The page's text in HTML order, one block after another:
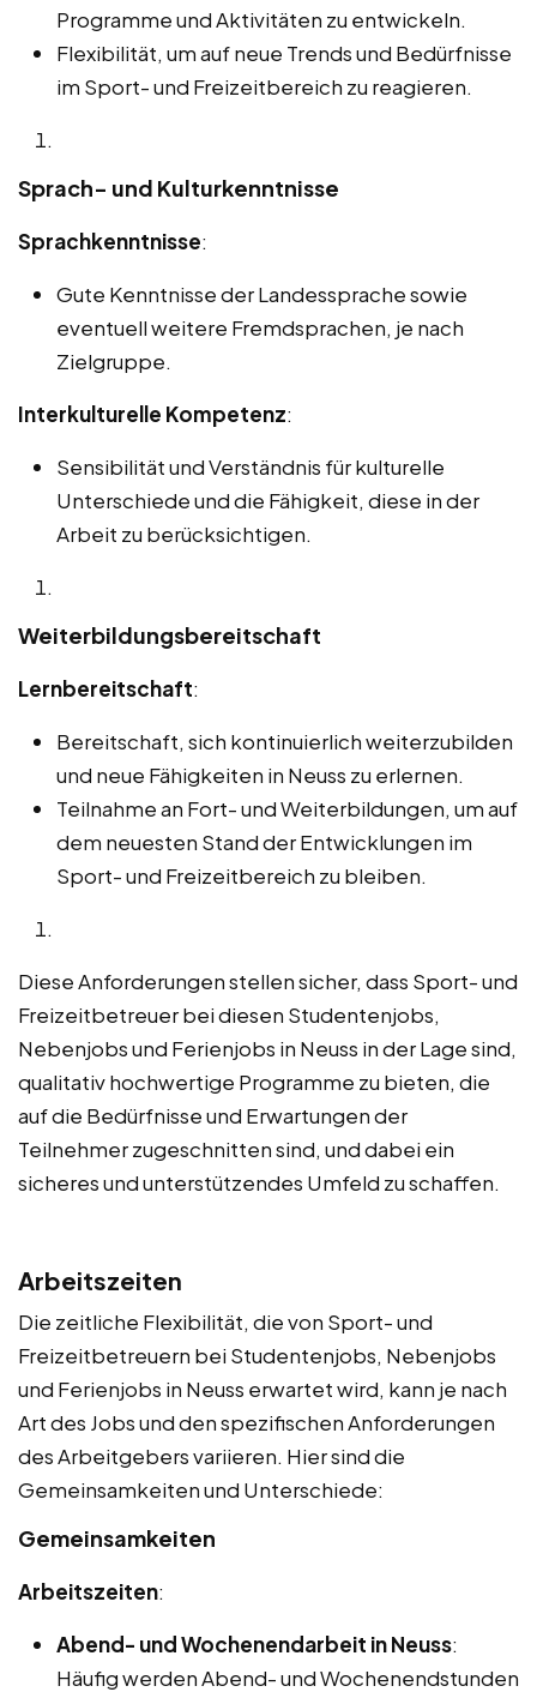
Programme und Aktivitäten zu entwickeln.
Flexibilität, um auf neue Trends und Bedürfnisse
im Sport- und Freizeitbereich zu reagieren.
Sprach- und Kulturkenntnisse
Sprachkenntnisse:
Gute Kenntnisse der Landessprache sowie
eventuell weitere Fremdsprachen, je nach
Zielgruppe.
Interkulturelle Kompetenz:
Sensibilität und Verständnis für kulturelle
Unterschiede und die Fähigkeit, diese in der
Arbeit zu berücksichtigen.
Weiterbildungsbereitschaft
Lernbereitschaft:
Bereitschaft, sich kontinuierlich weiterzubilden
und neue Fähigkeiten in Neuss zu erlernen.
Teilnahme an Fort- und Weiterbildungen, um auf
dem neuesten Stand der Entwicklungen im
Sport- und Freizeitbereich zu bleiben.
Diese Anforderungen stellen sicher, dass Sport- und
Freizeitbetreuer bei diesen Studentenjobs,
Nebenjobs und Ferienjobs in Neuss in der Lage sind,
qualitativ hochwertige Programme zu bieten, die
auf die Bedürfnisse und Erwartungen der
Teilnehmer zugeschnitten sind, und dabei ein
sicheres und unterstützendes Umfeld zu schaffen.
Arbeitszeiten
Die zeitliche Flexibilität, die von Sport- und
Freizeitbetreuern bei Studentenjobs, Nebenjobs
und Ferienjobs in Neuss erwartet wird, kann je nach
Art des Jobs und den spezifischen Anforderungen
des Arbeitgebers variieren. Hier sind die
Gemeinsamkeiten und Unterschiede:
Gemeinsamkeiten
Arbeitszeiten:
Abend- und Wochenendarbeit in Neuss:
Häufig werden Abend- und Wochenendstunden